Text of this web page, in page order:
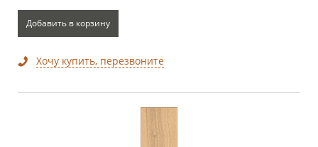
Добавить в корзину
Хочу купить, перезвоните